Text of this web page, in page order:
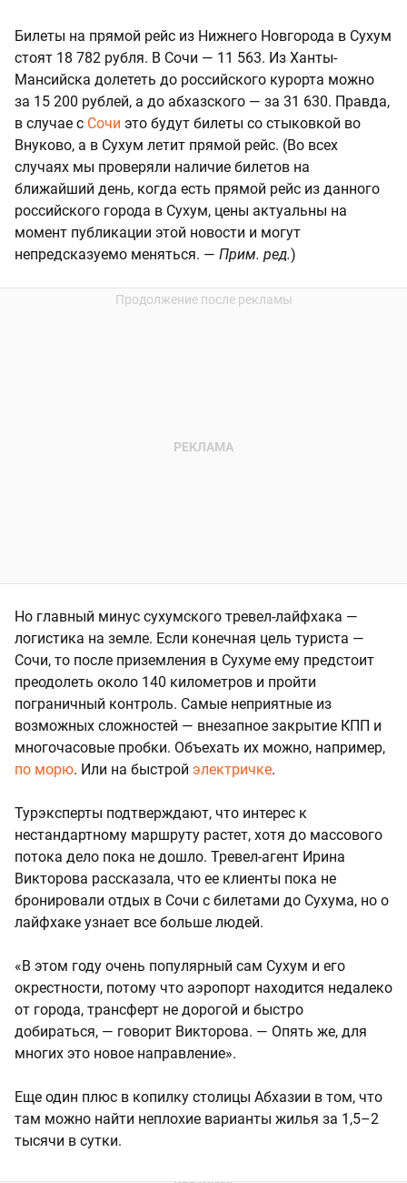
Билеты на прямой рейс из Нижнего Новгорода в Сухум
стоят 18 782 рубля. В Сочи — 11 563. Из Ханты-
Мансийска долететь до российского курорта можно
за 15 200 рублей, а до абхазского — за 31 630. Правда,
в случае с Сочи это будут билеты со стыковкой во
Внуково, а в Сухум летит прямой рейс. (Во всех
случаях мы проверяли наличие билетов на
ближайший день, когда есть прямой рейс из данного
российского города в Сухум, цены актуальны на
момент публикации этой новости и могут
непредсказуемо меняться. — Прим. ред.)
Но главный минус сухумского тревел-лайфхака —
логистика на земле. Если конечная цель туриста —
Сочи, то после приземления в Сухуме ему предстоит
преодолеть около 140 километров и пройти
пограничный контроль. Самые неприятные из
возможных сложностей — внезапное закрытие КПП и
многочасовые пробки. Объехать их можно, например,
по морю. Или на быстрой электричке.
Турэксперты подтверждают, что интерес к
нестандартному маршруту растет, хотя до массового
потока дело пока не дошло. Тревел-агент Ирина
Викторова рассказала, что ее клиенты пока не
бронировали отдых в Сочи с билетами до Сухума, но о
лайфхаке узнает все больше людей.
«В этом году очень популярный сам Сухум и его
окрестности, потому что аэропорт находится недалеко
от города, трансферт не дорогой и быстро
добираться, — говорит Викторова. — Опять же, для
многих это новое направление».
Еще один плюс в копилку столицы Абхазии в том, что
там можно найти неплохие варианты жилья за 1,5–2
тысячи в сутки.